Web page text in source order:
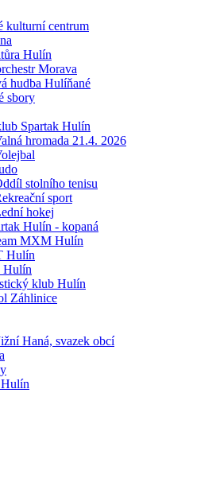
kulturní centrum
Hulín
Morava
hudba Hulíňané
sbory
Spartak Hulín
hromada 21.4. 2026
stolního tenisu
sport
hokej
Hulín - kopaná
MXM Hulín
Hulín
Hulín
klub Hulín
Záhlinice
Haná, svazek obcí